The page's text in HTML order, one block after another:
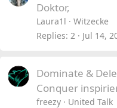
Doktor,
Laura1l
Witzecke
Replies 2 Jul 14,
Dominate &
Conquer
freezy
United Talk